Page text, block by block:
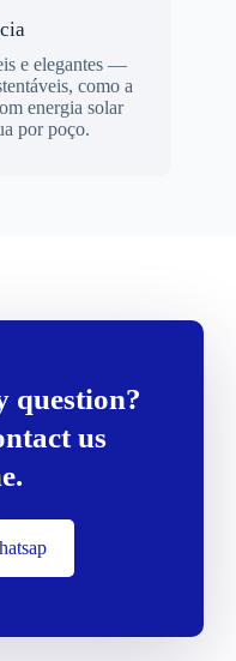
e elegantes —
como a
energia solar
por poço.
question?
us